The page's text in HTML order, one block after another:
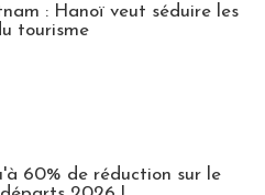
: Hanoï veut séduire les
tourisme
60% de réduction sur le